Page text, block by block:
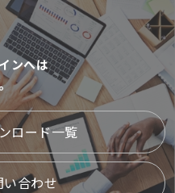
ンへは
ロード一覧
い合わせ